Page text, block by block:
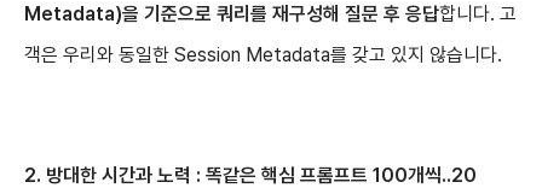
Metadata)을 기준으로 쿼리를 재구성해 질문 후 응답합니다. 고
객은 우리와 동일한 Session Metadata를 갖고 있지 않습니다.
2. 방대한 시간과 노력 : 똑같은 핵심 프롬프트 100개씩..20